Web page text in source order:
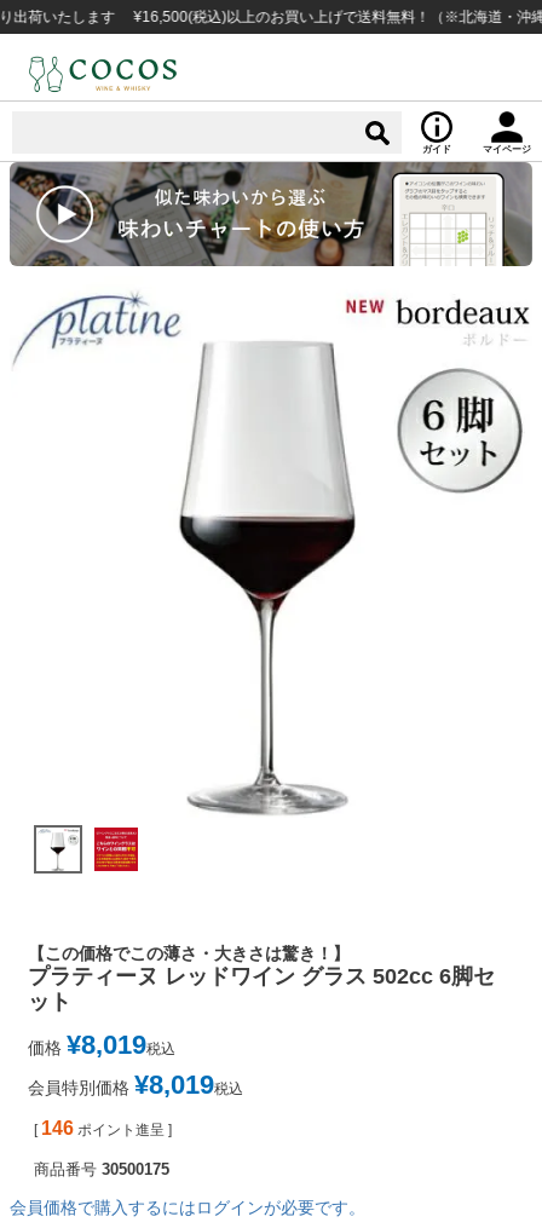
たします ¥16,500(税込)以上のお買い上げで送料無料！（※北海道・沖縄など
ガイド マイページ
【この価格でこの薄さ・大きさは驚き！】
プラティーヌ レッドワイン グラス 502cc 6脚セ
ット
価格 ¥8,019税込
会員特別価格 ¥8,019税込
[ 146 ポイント進呈 ]
商品番号 30500175
会員価格で購入するにはログインが必要です。